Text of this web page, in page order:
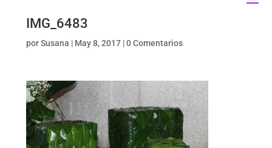
IMG_6483
porSusana | May 8, 2017|0 Comentarios